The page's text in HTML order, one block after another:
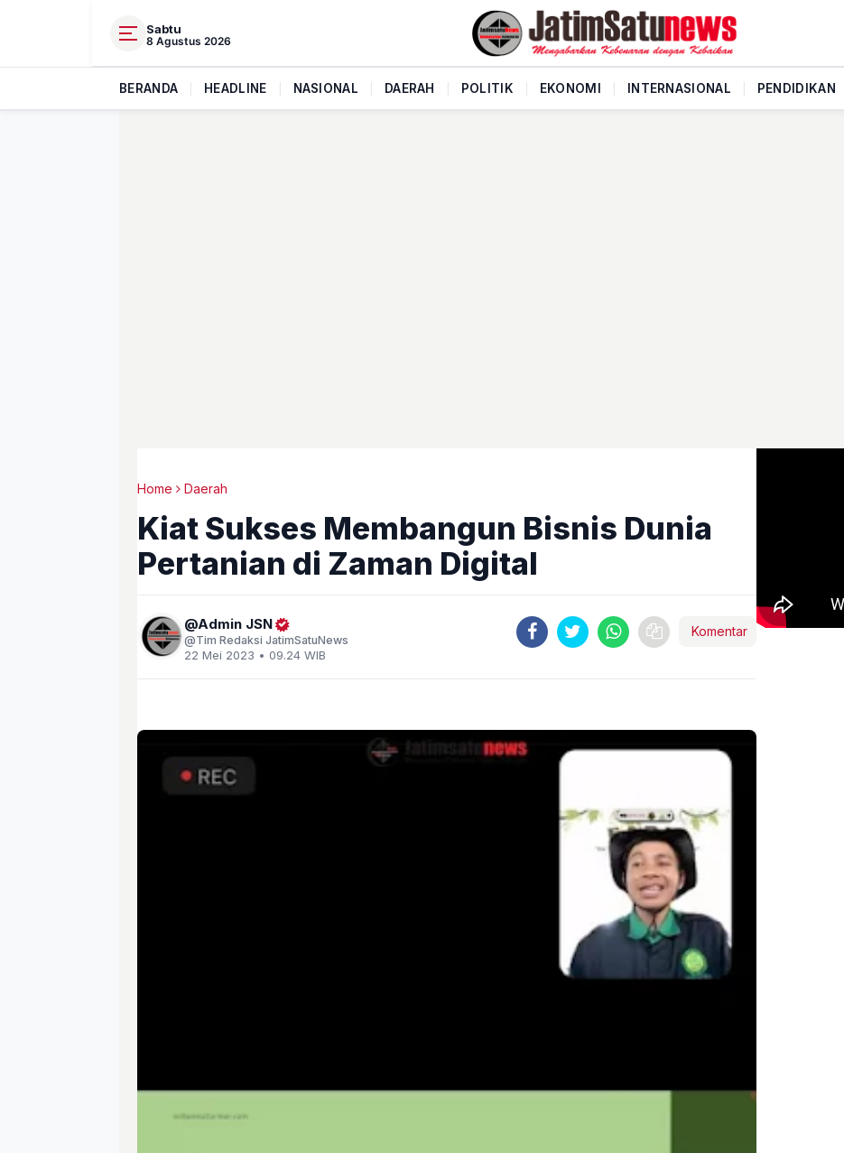
Sabtu
8 Agustus 2026
BERANDA HEADLINE NASIONAL DAERAH POLITIK EKONOMI INTERNASIONAL PENDIDIKAN
Home Daerah
Kiat Sukses Membangun Bisnis Dunia
Pertanian di Zaman Digital
Admin JSN
Tim Redaksi JatimSatuNews
22 Mei 2023 • 09.24 WIB
Komentar